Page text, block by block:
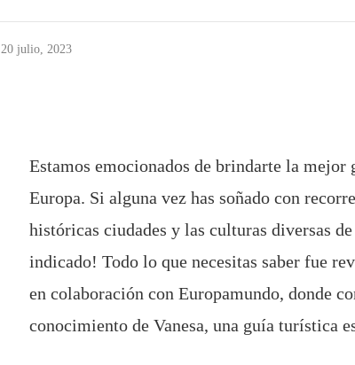
20 julio, 2023
Estamos emocionados de brindarte la
Europa. Si alguna vez has soñado con
históricas ciudades y las culturas diversas
indicado! Todo lo que necesitas saber fue
en colaboración con Europamundo, donde
conocimiento de Vanesa, una guía turística